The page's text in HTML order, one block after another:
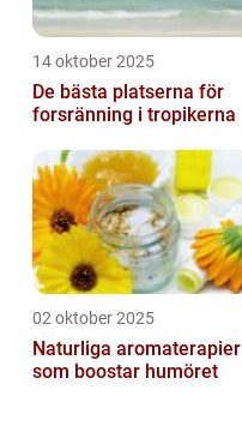
14 oktober 2025
De bästa platserna för
forsränning i tropikerna
02 oktober 2025
Naturliga aromaterapier
som boostar humöret